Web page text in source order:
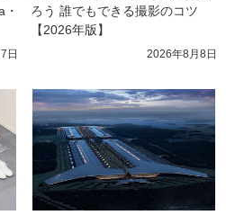
日
ろう 誰でもできる撮影のコツ
【2026年版】
2026年8月8日